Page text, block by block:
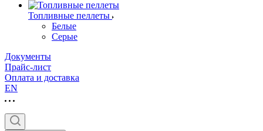
Топливные пеллеты
Белые
Серые
Документы
Прайс-лист
Оплата и доставка
EN